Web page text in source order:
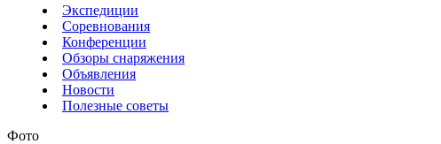
Экспедиции
Соревнования
Конференции
Обзоры снаряжения
Объявления
Новости
Полезные советы
Фото